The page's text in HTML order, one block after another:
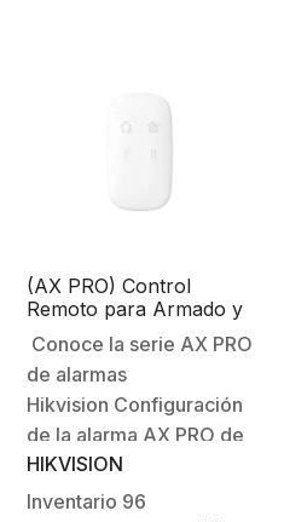
85.9°.Inmunidad contra
máxima de la cámara:
(AX PRO) Control
Remoto para Armado y
Desarmado / Teclas con
Funciones
Programables (Pánico
Audible o Silencioso,
Silenciar Alarma,
Alarma Médica,
Automatización, etc)
Conoce la serie AX PRO
de alarmas
Hikvision Configuración
de la alarma AX PRO de
HikvisionBienvenido al
futuro con AX PRO
HIKVISION
Inventario 96